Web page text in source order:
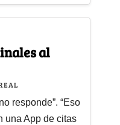
al
responde”. “Eso
una App de citas